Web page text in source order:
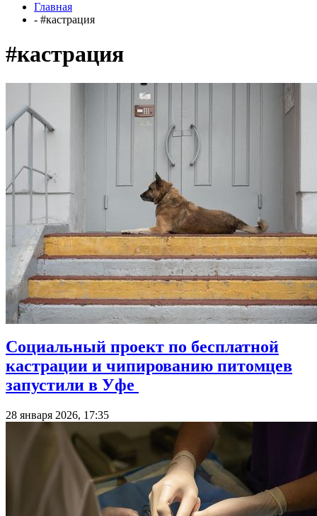
Главная
- #кастрация
#кастрация
Социальный проект по бесплатной
кастрации и чипированию питомцев
запустили в Уфе
28 января 2026, 17:35